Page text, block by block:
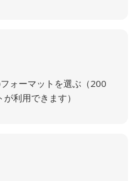
ォーマットを選ぶ（200
利用できます）